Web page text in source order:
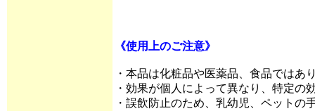
《使用上のご注意》
・本品は化粧品や医薬品、食品ではあ
・効果が個人によって異なり、特定の
・誤飲防止のため、乳幼児、ペットの